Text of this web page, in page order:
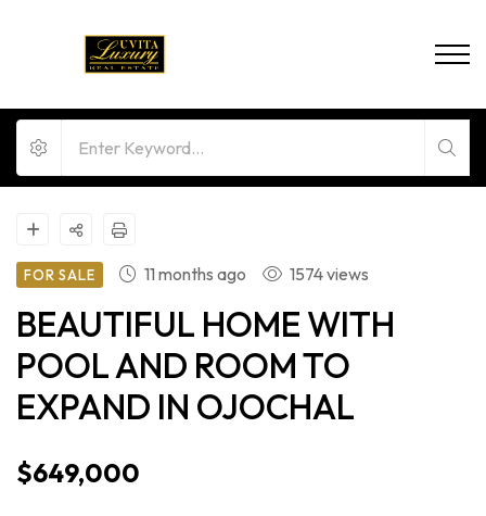
FOR SALE 11 months ago 1574 views
BEAUTIFUL HOME WITH
POOL AND ROOM TO
EXPAND IN OJOCHAL
$649,000